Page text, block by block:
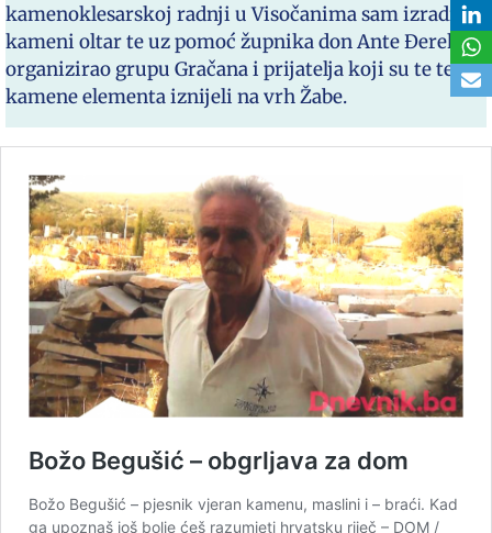
kamenoklesarskoj radnji u Visočanima sam izradio
kameni oltar te uz pomoć župnika don Ante Đereka
organizirao grupu Gračana i prijatelja koji su te teške
kamene elementa iznijeli na vrh Žabe.